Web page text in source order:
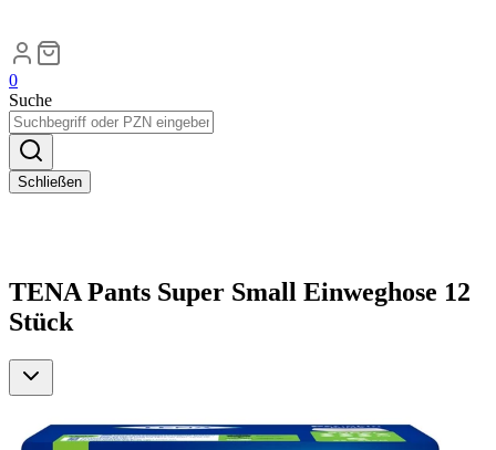
0
Suche
Schließen
TENA Pants Super Small Einweghose 12
Stück